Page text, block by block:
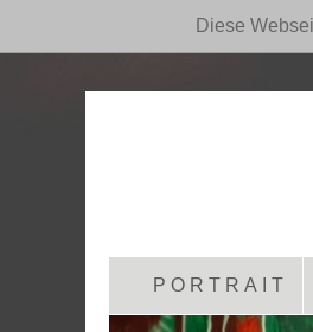
Diese
PORTRAIT